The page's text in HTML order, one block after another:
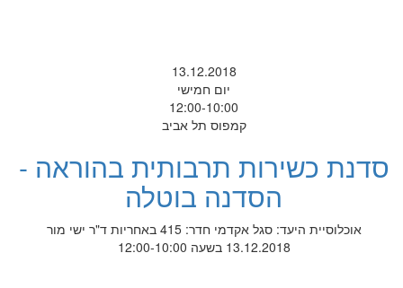
13.12.2018
יום חמישי
12:00-10:00
קמפוס תל אביב
סדנת כשירות תרבותית בהוראה -
הסדנה בוטלה
אוכלוסיית היעד: סגל אקדמי חדר: 415 באחריות ד"ר ישי מור
13.12.2018 בשעה 12:00-10:00